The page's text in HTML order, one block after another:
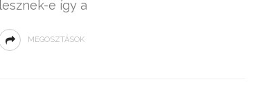
lesznek-e így a
MEGOSZTÁSOK